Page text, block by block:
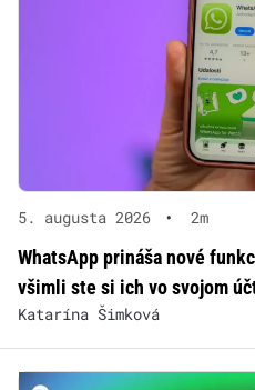
5. augusta 2026 • 2m
WhatsApp prináša nové
všimli ste si ich vo svojom
Katarína Šimková